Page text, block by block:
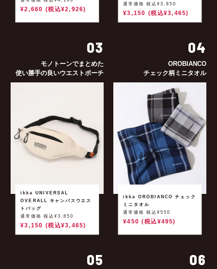
¥2,660 (税込¥2,926)
通常価格 税込¥3,850
¥3,150 (税込¥3,465)
03
モノトーンでまとめた
使い勝手の良いウエストポーチ
ikka UNIVERSAL
OVERALL キャンバスウエス
トバッグ
通常価格 税込¥3,850
¥3,150 (税込¥3,465)
04
OROBIANCO
チェック柄ミニタオル
ikka OROBIANCO チェック
ミニタオル
通常価格 税込¥550
¥450 (税込¥495)
05 06